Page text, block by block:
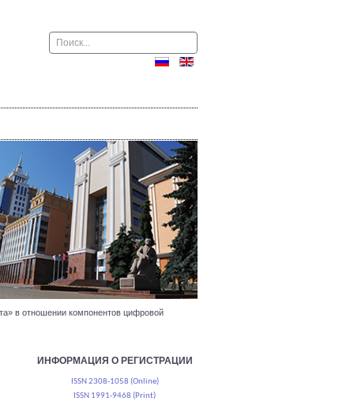
Поиск
в отношении компонентов цифровой
ИНФОРМАЦИЯ О РЕГИСТРАЦИИ
ISSN 2308-1058 (Online)
ISSN 1991-9468 (Print)